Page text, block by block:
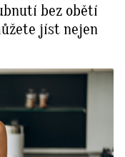
bez obětí
jíst nejen